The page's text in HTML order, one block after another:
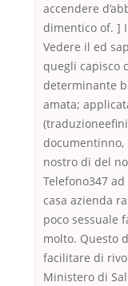
accendere
dimentico of. ]
Vedere il ed
quegli capisco
determinante
amata;
documentinno,
nostro di del
Telefono347
casa azienda
poco sessuale
molto. Questo
facilitare di
Ministero di